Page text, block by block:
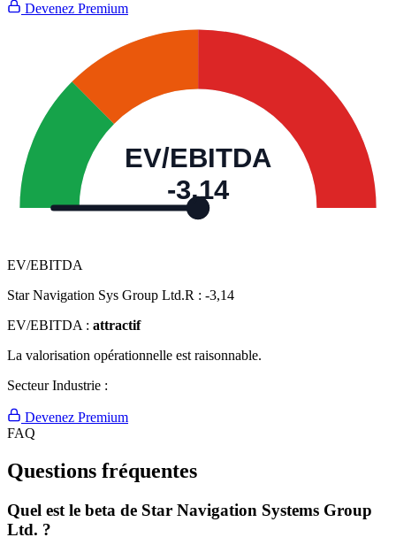
Devenez Premium
EV/EBITDA
-3,14
EV/EBITDA
Star Navigation Sys Group Ltd.R : -3,14
EV/EBITDA : attractif
La valorisation opérationnelle est raisonnable.
Secteur Industrie :
Devenez Premium
FAQ
Questions fréquentes
Quel est le beta de Star Navigation Systems Group
Ltd. ?